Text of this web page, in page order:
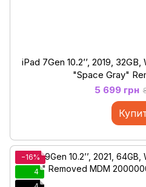
iPad 7Gen 10.2’’, 2019,
"Space Gray"
5 699 грн
−16%
4